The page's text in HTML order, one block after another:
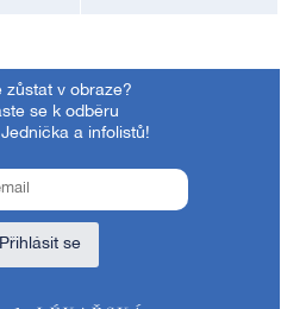
zůstat v obraze?
se k odběru
a infolistů!
Přihlásit se